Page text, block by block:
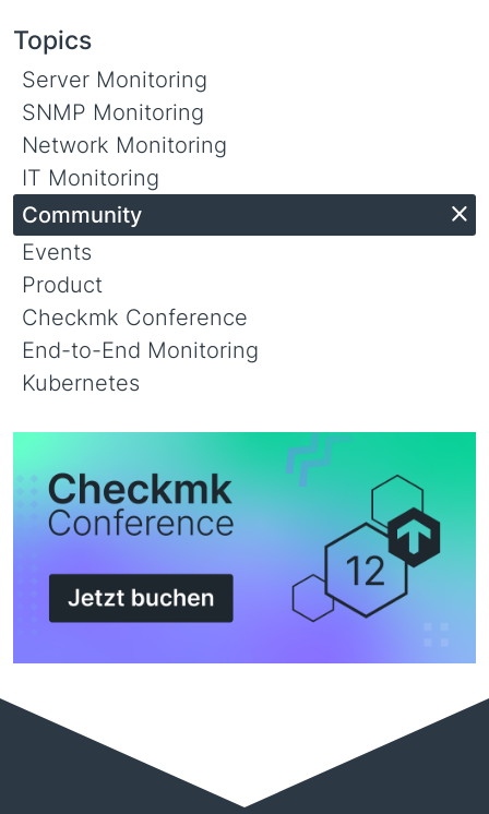
Topics
Server Monitoring
SNMP Monitoring
Network Monitoring
IT Monitoring
Community
Events
Product
Checkmk Conference
End-to-End Monitoring
Kubernetes